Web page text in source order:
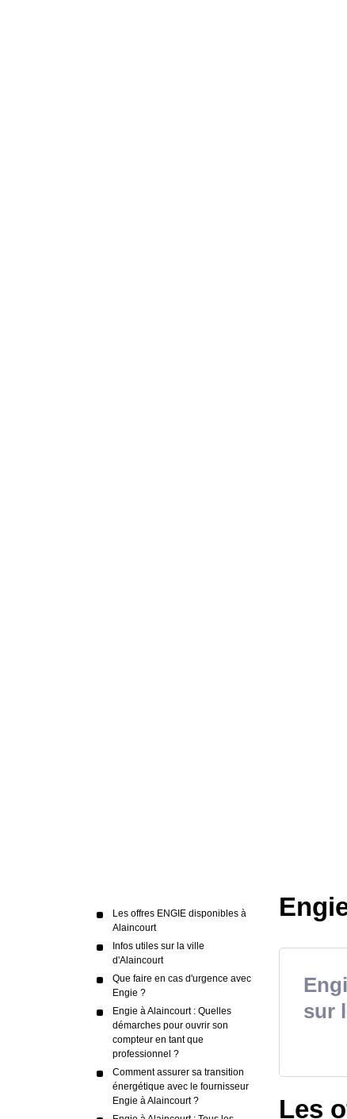
Les offres ENGIE disponibles à
Alaincourt
Infos utiles sur la ville
d'Alaincourt
Que faire en cas d'urgence avec
Engie ?
Engie à Alaincourt : Quelles
démarches pour ouvrir son
compteur en tant que
professionnel ?
Comment assurer sa transition
énergétique avec le fournisseur
Engie à Alaincourt ?
sur
Les